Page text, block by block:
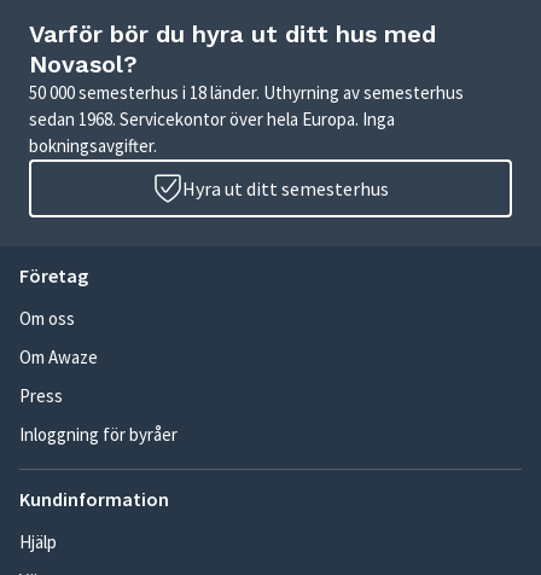
Varför bör du hyra ut ditt hus med
Novasol?
50 000 semesterhus i 18 länder. Uthyrning av semesterhus
sedan 1968. Servicekontor över hela Europa. Inga
bokningsavgifter.
Hyra ut ditt semesterhus
Företag
Om oss
Om Awaze
Press
Inloggning för byråer
Kundinformation
Hjälp